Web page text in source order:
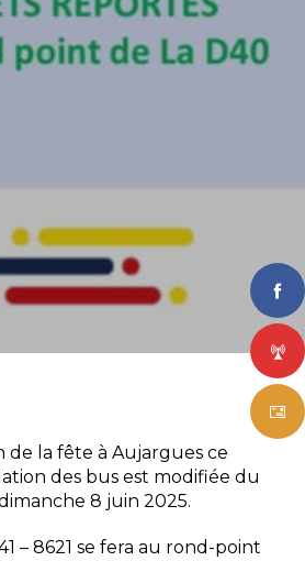
de la fête à Aujargues ce
des bus est modifiée du
8 juin 2025.
– 8621 se fera au rond-point